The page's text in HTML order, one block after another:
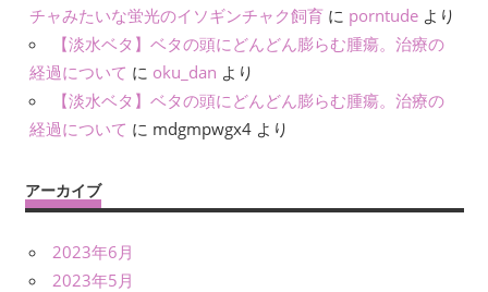
チャみたいな蛍光のイソギンチャク飼育 に porntude より
【淡水ベタ】ベタの頭にどんどん膨らむ腫瘍。治療の
経過について に oku_dan より
【淡水ベタ】ベタの頭にどんどん膨らむ腫瘍。治療の
経過について に mdgmpwgx4 より
アーカイブ
2023年6月
2023年5月